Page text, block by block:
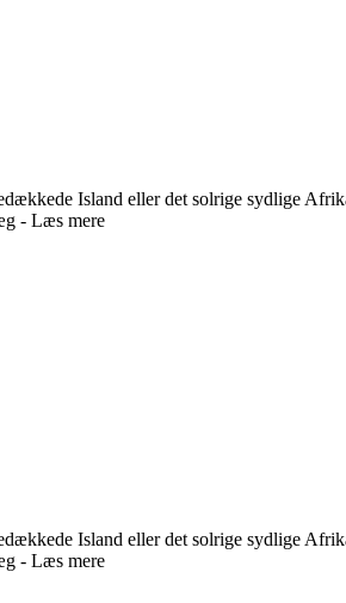
Island eller det solrige sydlige
- Læs mere
Island eller det solrige sydlige
- Læs mere